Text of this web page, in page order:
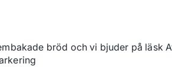
bröd och vi bjuder på läsk